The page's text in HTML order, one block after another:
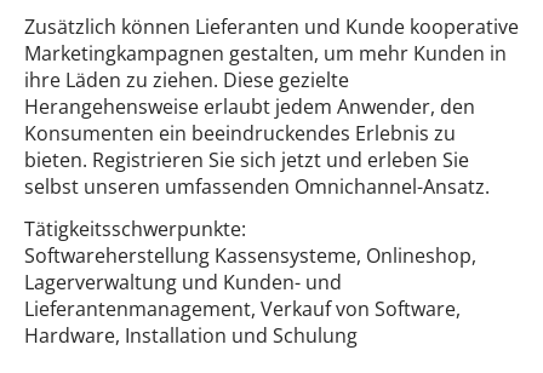
Zusätzlich können Lieferanten und Kunde kooperative
Marketingkampagnen gestalten, um mehr Kunden in
ihre Läden zu ziehen. Diese gezielte
Herangehensweise erlaubt jedem Anwender, den
Konsumenten ein beeindruckendes Erlebnis zu
bieten. Registrieren Sie sich jetzt und erleben Sie
selbst unseren umfassenden Omnichannel-Ansatz.
Tätigkeitsschwerpunkte:
Softwareherstellung Kassensysteme, Onlineshop,
Lagerverwaltung und Kunden- und
Lieferantenmanagement, Verkauf von Software,
Hardware, Installation und Schulung